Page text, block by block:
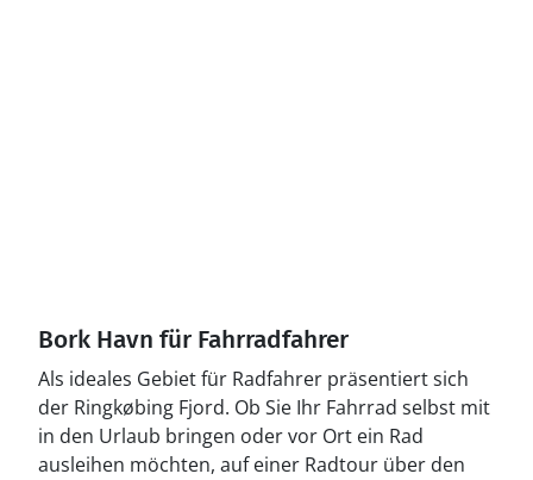
Bork Havn für Fahrradfahrer
Als ideales Gebiet für Radfahrer präsentiert sich
der Ringkøbing Fjord. Ob Sie Ihr Fahrrad selbst mit
in den Urlaub bringen oder vor Ort ein Rad
ausleihen möchten, auf einer Radtour über den